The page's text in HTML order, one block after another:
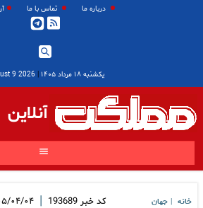
درباره ما تماس با ما
یکشنبه ۱۸ مرداد ۱۴۰۵ |
2026 August 9
آنلاین
خانه جهان کد خبر 193689
| ۱۴۰۵/۰۴/۰۴